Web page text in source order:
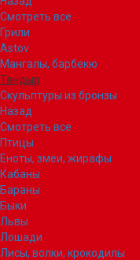
Смотреть все
Грили
Astov
Мангалы, барбекю
Тандыр
Скульптуры из бронзы
Назад
Смотреть все
Птицы
Еноты, змеи, жирафы
Кабаны
Бараны
Быки
Львы
Лошади
Лисы, волки, крокодилы